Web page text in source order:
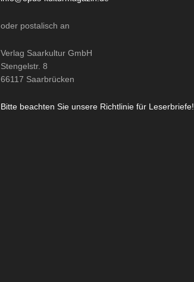
oder postalisch an
Verlag Saarkultur GmbH
Stengelstr. 8
66117 Saarbrücken
Bitte beachten Sie unsere Richtlinie für Leserbriefe!